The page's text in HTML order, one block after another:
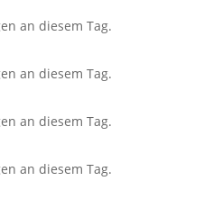
an diesem Tag.
an diesem Tag.
an diesem Tag.
an diesem Tag.